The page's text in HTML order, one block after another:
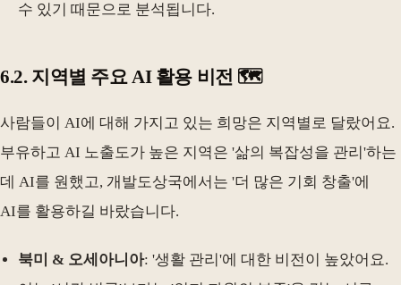
수 있기 때문으로 분석됩니다.
6.2. 지역별 주요 AI 활용 비전 🗺️
사람들이 AI에 대해 가지고 있는 희망은 지역별로 달랐어요.
부유하고 AI 노출도가 높은 지역은 '삶의 복잡성을 관리'하는
데 AI를 원했고, 개발도상국에서는 '더 많은 기회 창출'에
AI를 활용하길 바랐습니다.
북미 & 오세아니아: '생활 관리'에 대한 비전이 높았어요.